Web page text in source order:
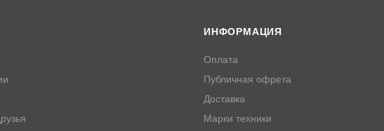
ИНФОРМАЦИЯ
Оплата
Публичная офрета
Доставка
Марки техники